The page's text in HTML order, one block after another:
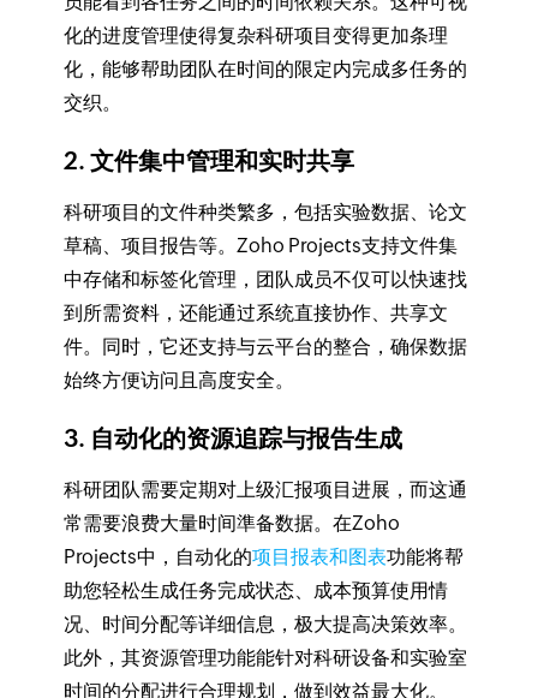
化的进度管理使得复杂科研项目变得更加条理
化，能够帮助团队在时间的限定内完成多任务的
交织。
2. 文件集中管理和实时共享
科研项目的文件种类繁多，包括实验数据、论文
草稿、项目报告等。Zoho Projects支持文件集
中存储和标签化管理，团队成员不仅可以快速找
到所需资料，还能通过系统直接协作、共享文
件。同时，它还支持与云平台的整合，确保数据
始终方便访问且高度安全。
3. 自动化的资源追踪与报告生成
科研团队需要定期对上级汇报项目进展，而这通
常需要浪费大量时间準备数据。在Zoho
Projects中，自动化的项目报表和图表功能将帮
助您轻松生成任务完成状态、成本预算使用情
况、时间分配等详细信息，极大提高决策效率。
此外，其资源管理功能能针对科研设备和实验室
时间的分配进行合理规划，做到效益最大化。